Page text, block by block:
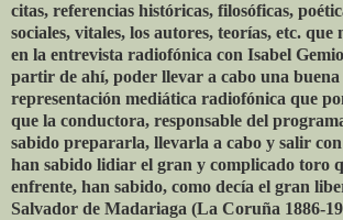
citas, referencias históricas, filosóficas,
sociales, vitales, los autores, teorías, etc.
en la entrevista radiofónica con Isabel
partir de ahí, poder llevar a cabo una
representación mediática radiofónica que
que la conductora, responsable del
sabido prepararla, llevarla a cabo y salir
han sabido lidiar el gran y complicado toro
enfrente, han sabido, como decía el gran
Salvador de Madariaga (La Coruña 1886-